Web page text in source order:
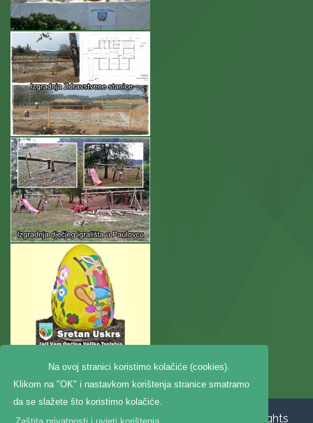
Na ovoj stranici koristimo kolačiće (cookies).
Klikom na "OK" i nastavkom korištenja stranice smatramo
da se slažete što koristimo kolačiće.
Copyright ©2020. Općina Veliko Trojstvo, All Rights